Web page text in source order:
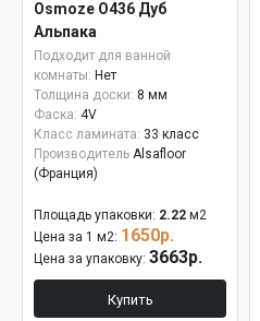
Osmoze O436 Дуб
Альпака
Подходит для ванной
комнаты: Нет
Толщина доски: 8 мм
Фаска: 4V
Класс ламината: 33 класс
Производитель Alsafloor
(Франция)
Площадь упаковки: 2.22 м2
Цена за 1 м2: 1650р.
Цена за упаковку: 3663р.
Купить